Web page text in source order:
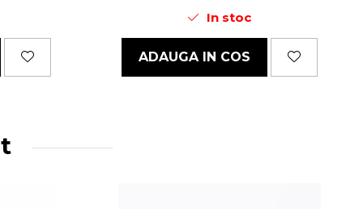
In stoc
ADAUGA IN COS